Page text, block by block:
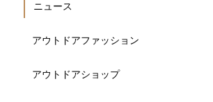
ニュース
アウトドアファッション
アウトドアショップ